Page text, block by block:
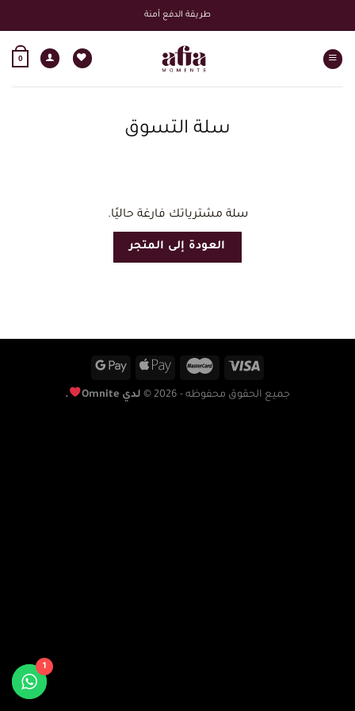
للمحتوى
طريقة الدفع أمنة
0
سلة التسوق
سلة مشترياتك فارغة حاليًا.
العودة إلى المتجر
جميع الحقوق محفوظه - 2026 © لدي Omnite .
1